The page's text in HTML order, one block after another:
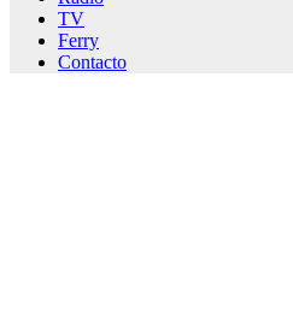
TV
Ferry
Contacto